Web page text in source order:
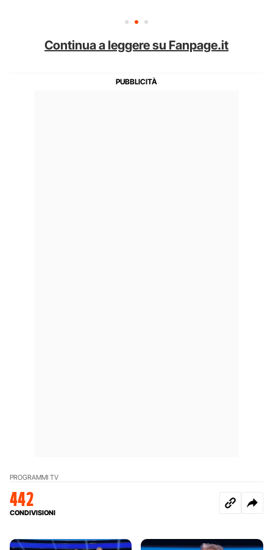
Continua a leggere su Fanpage.it
PROGRAMMI TV
442
CONDIVISIONI